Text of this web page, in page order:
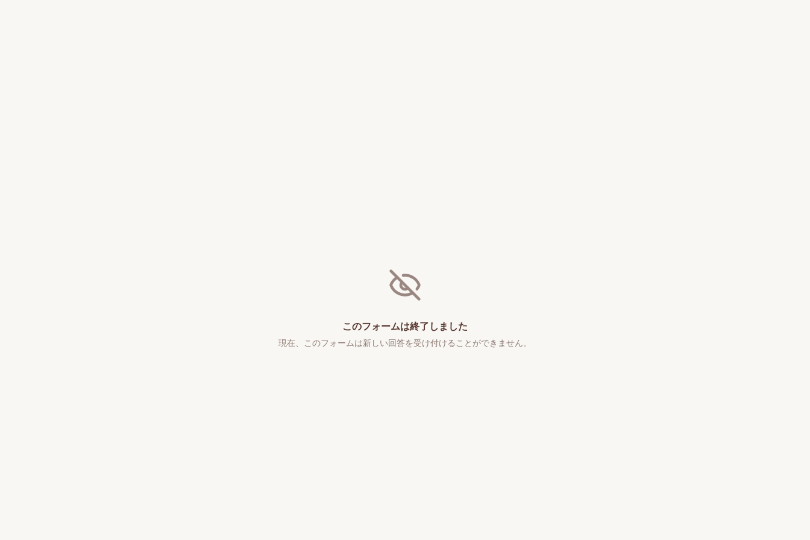
このフォームは終了しました
現在、このフォームは新しい回答を受け付けることができません。